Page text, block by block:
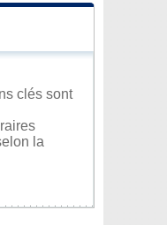
clés sont
la